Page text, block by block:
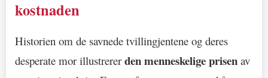
kostnaden
Historien om de savnede tvillingjentene og deres
desperate mor illustrererden menneskelige prisen av